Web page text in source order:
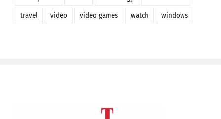
travel video video games watch windows